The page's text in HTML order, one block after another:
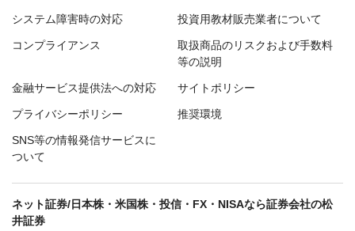
システム障害時の対応 投資用教材販売業者について
コンプライアンス
取扱商品のリスクおよび手数料
等の説明
金融サービス提供法への対応 サイトポリシー
プライバシーポリシー 推奨環境
SNS等の情報発信サービスに
ついて
ネット証券/日本株・米国株・投信・FX・NISAなら証券会社の松
井証券